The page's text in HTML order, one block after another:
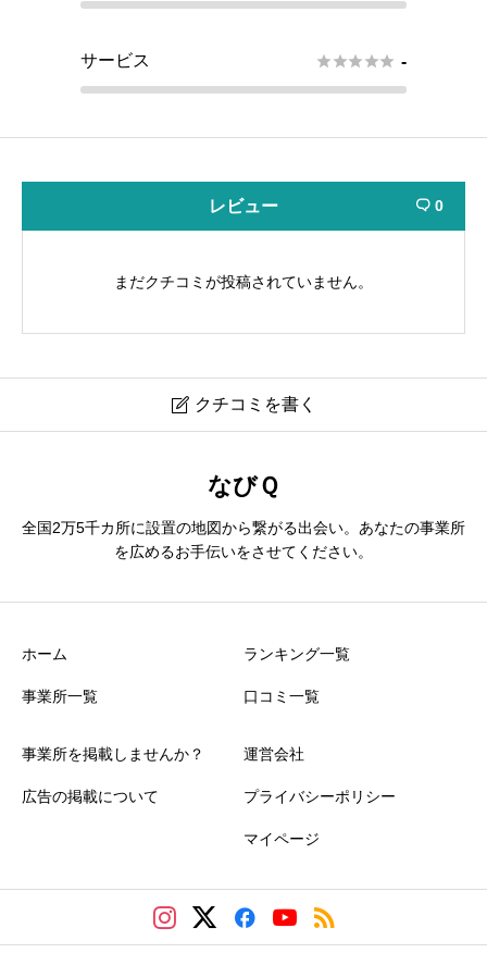
サービス  -
レビュー  0
まだクチコミが投稿されていません。
 クチコミを書く
ニックネーム 必須
星の数をお選びください  
星の数をお選びください   
なびＱ
全国2万5千カ所に設置の地図から繋がる出会い。あなたの事業所
を広めるお手伝いをさせてください。
ホーム
事業所一覧
ランキング一覧
口コミ一覧
事業所を掲載しませんか？
広告の掲載について
運営会社
プライバシーポリシー
マイページ